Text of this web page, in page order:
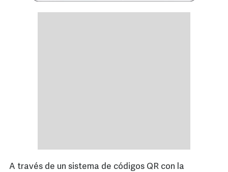
A través de un sistema de códigos QR con la